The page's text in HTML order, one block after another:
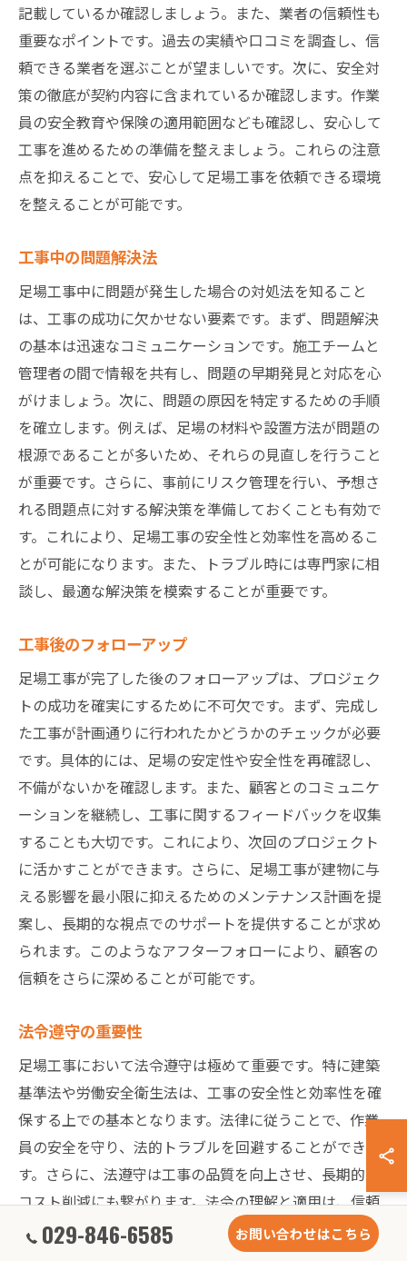
記載しているか確認しましょう。また、業者の信頼性も
重要なポイントです。過去の実績や口コミを調査し、信
頼できる業者を選ぶことが望ましいです。次に、安全対
策の徹底が契約内容に含まれているか確認します。作業
員の安全教育や保険の適用範囲なども確認し、安心して
工事を進めるための準備を整えましょう。これらの注意
点を抑えることで、安心して足場工事を依頼できる環境
を整えることが可能です。
工事中の問題解決法
足場工事中に問題が発生した場合の対処法を知ること
は、工事の成功に欠かせない要素です。まず、問題解決
の基本は迅速なコミュニケーションです。施工チームと
管理者の間で情報を共有し、問題の早期発見と対応を心
がけましょう。次に、問題の原因を特定するための手順
を確立します。例えば、足場の材料や設置方法が問題の
根源であることが多いため、それらの見直しを行うこと
が重要です。さらに、事前にリスク管理を行い、予想さ
れる問題点に対する解決策を準備しておくことも有効で
す。これにより、足場工事の安全性と効率性を高めるこ
とが可能になります。また、トラブル時には専門家に相
談し、最適な解決策を模索することが重要です。
工事後のフォローアップ
足場工事が完了した後のフォローアップは、プロジェク
トの成功を確実にするために不可欠です。まず、完成し
た工事が計画通りに行われたかどうかのチェックが必要
です。具体的には、足場の安定性や安全性を再確認し、
不備がないかを確認します。また、顧客とのコミュニケ
ーションを継続し、工事に関するフィードバックを収集
することも大切です。これにより、次回のプロジェクト
に活かすことができます。さらに、足場工事が建物に与
える影響を最小限に抑えるためのメンテナンス計画を提
案し、長期的な視点でのサポートを提供することが求め
られます。このようなアフターフォローにより、顧客の
信頼をさらに深めることが可能です。
法令遵守の重要性
足場工事において法令遵守は極めて重要です。特に建築
基準法や労働安全衛生法は、工事の安全性と効率性を確
保する上での基本となります。法律に従うことで、作業
員の安全を守り、法的トラブルを回避することができま
す。さらに、法遵守は工事の品質を向上させ、長期的な
コスト削減にも繋がります。法令の理解と適用は、信頼
性の高い足場工事を実現するための鍵となります。
029-846-6585 お問い合わせはこちら